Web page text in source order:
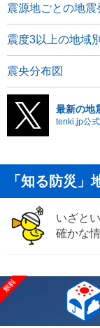
震源地ごとの地震
震度3以上の地域
震央分布図
最新の地
tenki.jp公
「知る防災」
いざと
確かな